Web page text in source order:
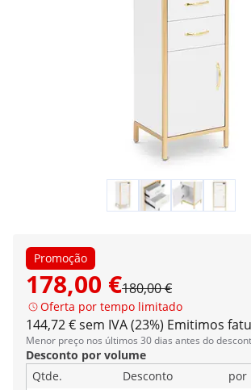
Promoção
178,00 €180,00 €
Oferta por tempo limitado
144,72 € sem IVA (23%) Emitimos
Menor preço nos últimos 30 dias antes do
Desconto por volume
Qtde.
Desconto
por